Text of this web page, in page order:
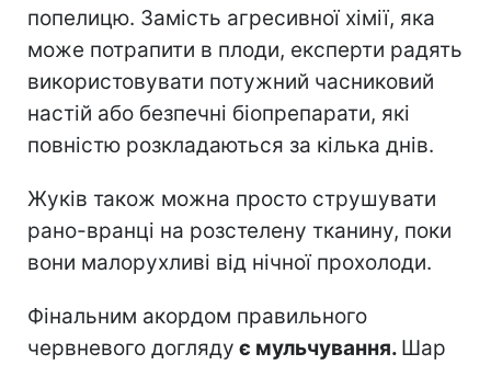
попелицю. Замість агресивної хімії, яка
може потрапити в плоди, експерти радять
використовувати потужний часниковий
настій або безпечні біопрепарати, які
повністю розкладаються за кілька днів.
Жуків також можна просто струшувати
рано-вранці на розстелену тканину, поки
вони малорухливі від нічної прохолоди.
Фінальним акордом правильного
червневого догляду є мульчування. Шар